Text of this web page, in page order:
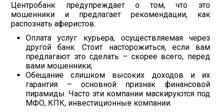
Центробанк предупреждает о том, что это
мошенники и предлагает рекомендации, как
распознать аферистов:
Оплата услуг курьера, осуществляемая через
другой банк. Стоит насторожиться, если вам
предлагают это сделать – скорее всего, перед
вами мошенники;
Обещание слишком высоких доходов и их
гарантия – основной признак финансовой
пирамиды. Часто эти компании маскируются под
МФО, КПК, инвестиционные компании.